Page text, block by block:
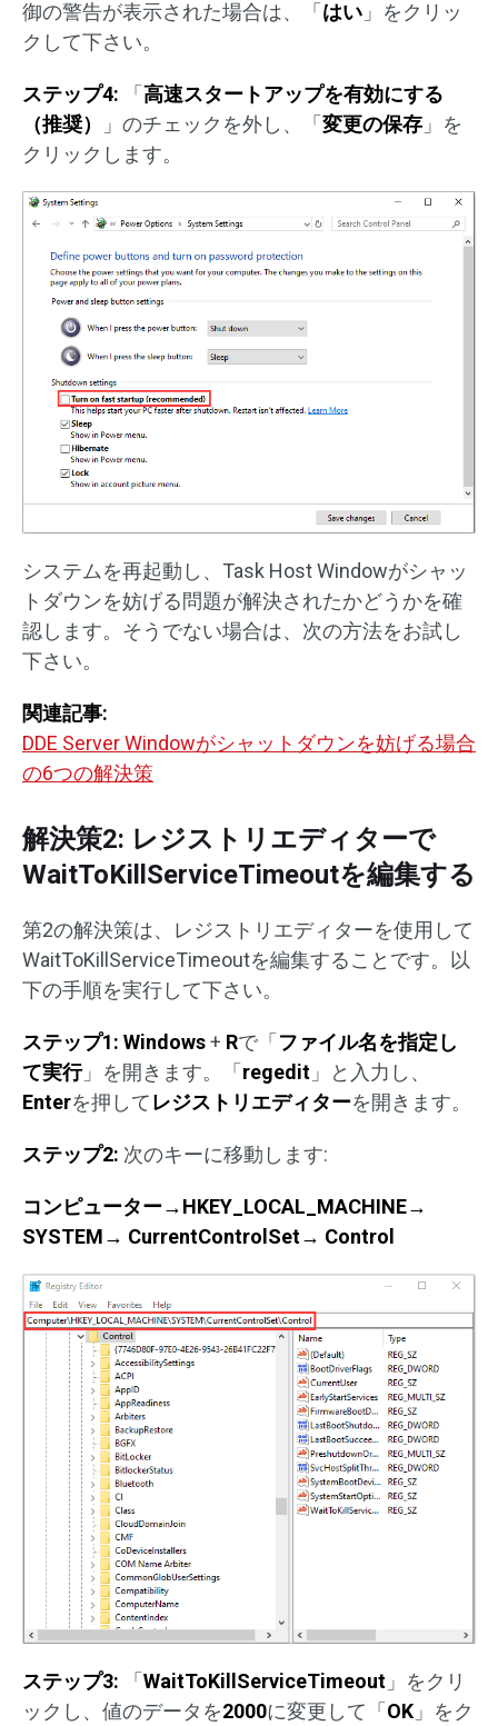
御の警告が表示された場合は、「 はい 」をクリッ
クして下さい。
ステップ4: 「 高速スタートアップを有効にする
（推奨）
」のチェックを外し、「 変更の保存 」を
クリックします。
システムを再起動し、Task Host Windowがシャッ
トダウンを妨げる問題が解決されたかどうかを確
認します。そうでない場合は、次の方法をお試し
下さい。
関連記事:
DDE Server Windowがシャットダウンを妨げる場合
の6つの解決策
解決策2: レジストリエディターで
WaitToKillServiceTimeoutを編集する
第2の解決策は、レジストリエディターを使用して
WaitToKillServiceTimeoutを編集することです。以
下の手順を実行して下さい。
ステップ1: Windows+ Rで「ファイル名を指定し
て実行」を開きます。「regedit 」と入力し、
Enterを押してレジストリエディターを開きます。
ステップ2: 次のキーに移動します:
コンピューター→HKEY_LOCAL_MACHINE→
SYSTEM→ CurrentControlSet→ Control
ステップ3: 「 WaitToKillServiceTimeout 」をクリ
ックし、値のデータを2000に変更して「 OK 」をク